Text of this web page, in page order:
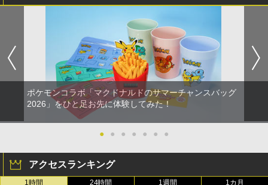
ポケモンコラボ「マクドナルドのサマーチャンスバッグ
2026」をひと足お先に体験してみた！
● ● ● ● ● ● ●
アクセスランキング
1時間 24時間 1週間 1カ月